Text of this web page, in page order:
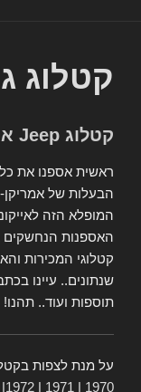
קטלוג
קטלוג Jeep אספנות
ראשית אספנו את כל
הבעלות של
המופלא הזה
האספנות הנחשקים
קטלוגי המכירות
שנתונים.. עיינו
תוספות ועוד.. תהנו!
על מנת לצפות
1970
1971
1972